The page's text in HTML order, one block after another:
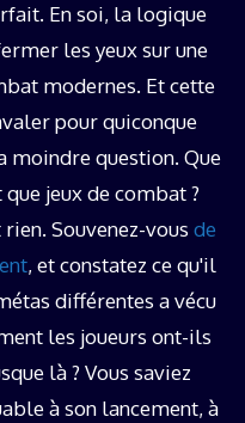
En soi, la logique
les yeux sur une
modernes. Et cette
pour quiconque
moindre question. Que
jeux de combat ?
Souvenez-vous de
, et constatez ce qu'il
différentes a vécu
les joueurs ont-ils
là ? Vous saviez
à son lancement, à